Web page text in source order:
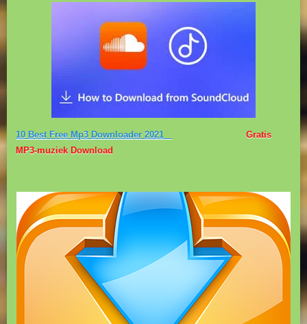
10 Best Free Mp3 Downloader 2021
Gratis
MP3-muziek Download